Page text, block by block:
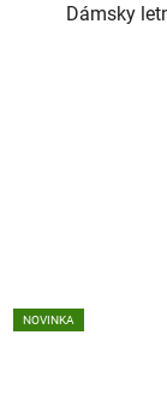
Dámsky
NOVINKA